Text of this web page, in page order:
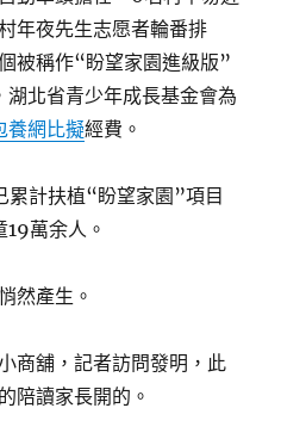
年夜先生志愿者輪番排
被稱作“盼望家園進級版”
北省青少年成長基金會為
養網比擬經費。
計扶植“盼望家園”項目
萬余人。
然產生。
商舖，記者訪問發明，此
陪讀家長開的。